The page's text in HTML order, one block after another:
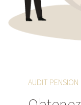
AUDIT PENSION